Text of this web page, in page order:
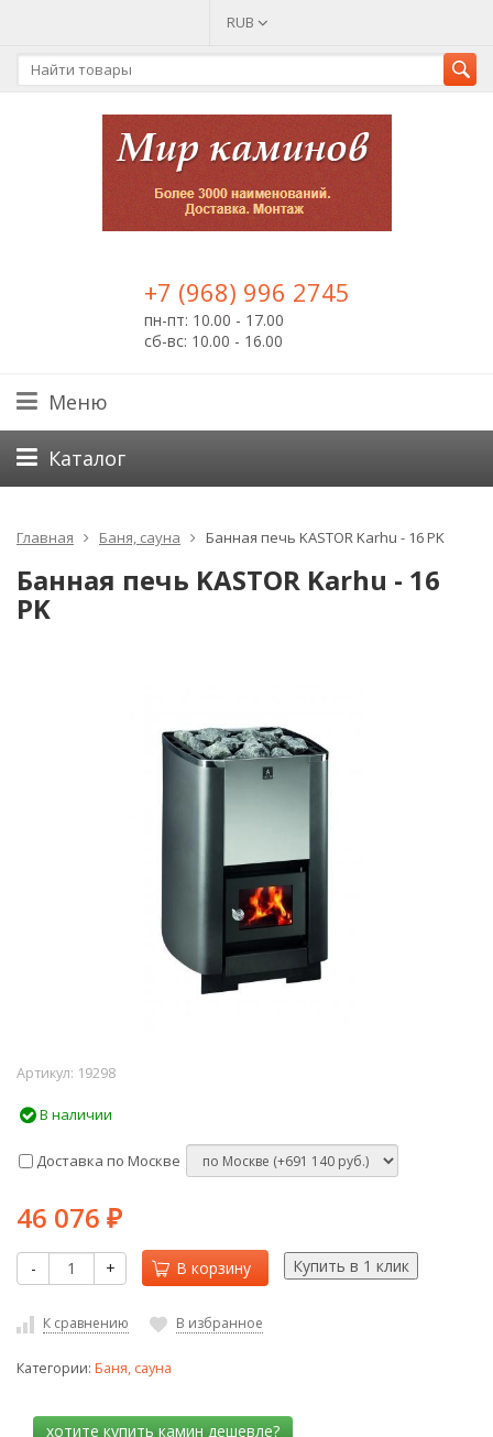
RUB
+7 (968) 996 2745
пн-пт: 10.00 - 17.00
сб-вс: 10.00 - 16.00
Меню
Каталог
Главная Баня, сауна Банная печь KASTOR Karhu - 16 PK
Банная печь KASTOR Karhu - 16
PK
Артикул: 19298
В наличии
Доставка по Москве
46 076 ₽
- + В корзину
К сравнению В избранное
Категории: Баня, сауна